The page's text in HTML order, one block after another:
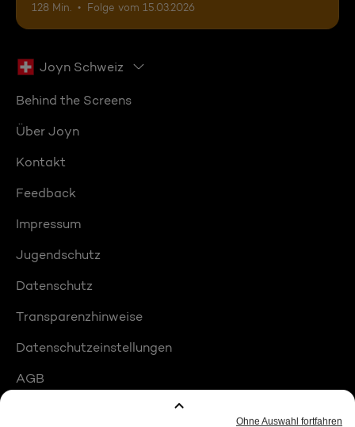
128 Min. Folge vom 15.03.2026
Joyn Schweiz
Behind the Screens
Über Joyn
Kontakt
Feedback
Impressum
Jugendschutz
Datenschutz
Transparenzhinweise
Datenschutzeinstellungen
AGB